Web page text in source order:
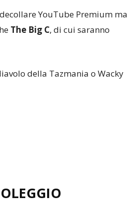
YouTube Premium ma
The Big C, di cui saranno
della Tazmania o Wacky